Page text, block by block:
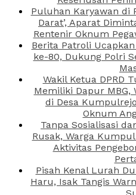
Puluhan Karyawan di
Darat’, Aparat
Rentenir Oknum
Berita Patroli
ke-80, Dukung Polri
Wakil Ketua DPRD
Memiliki Dapur
di Desa
Oknum
Tanpa Sosialisasi
Rusak, Warga
Aktivitas
Pisah Kenal Lurah
Haru, Isak Tangis